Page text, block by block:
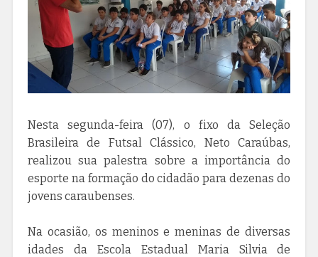
Nesta segunda-feira (07), o fixo da Seleção
Brasileira de Futsal Clássico, Neto Caraúbas,
realizou sua palestra sobre a importância do
esporte na formação do cidadão para dezenas do
jovens caraubenses.
Na ocasião, os meninos e meninas de diversas
idades da Escola Estadual Maria Silvia de